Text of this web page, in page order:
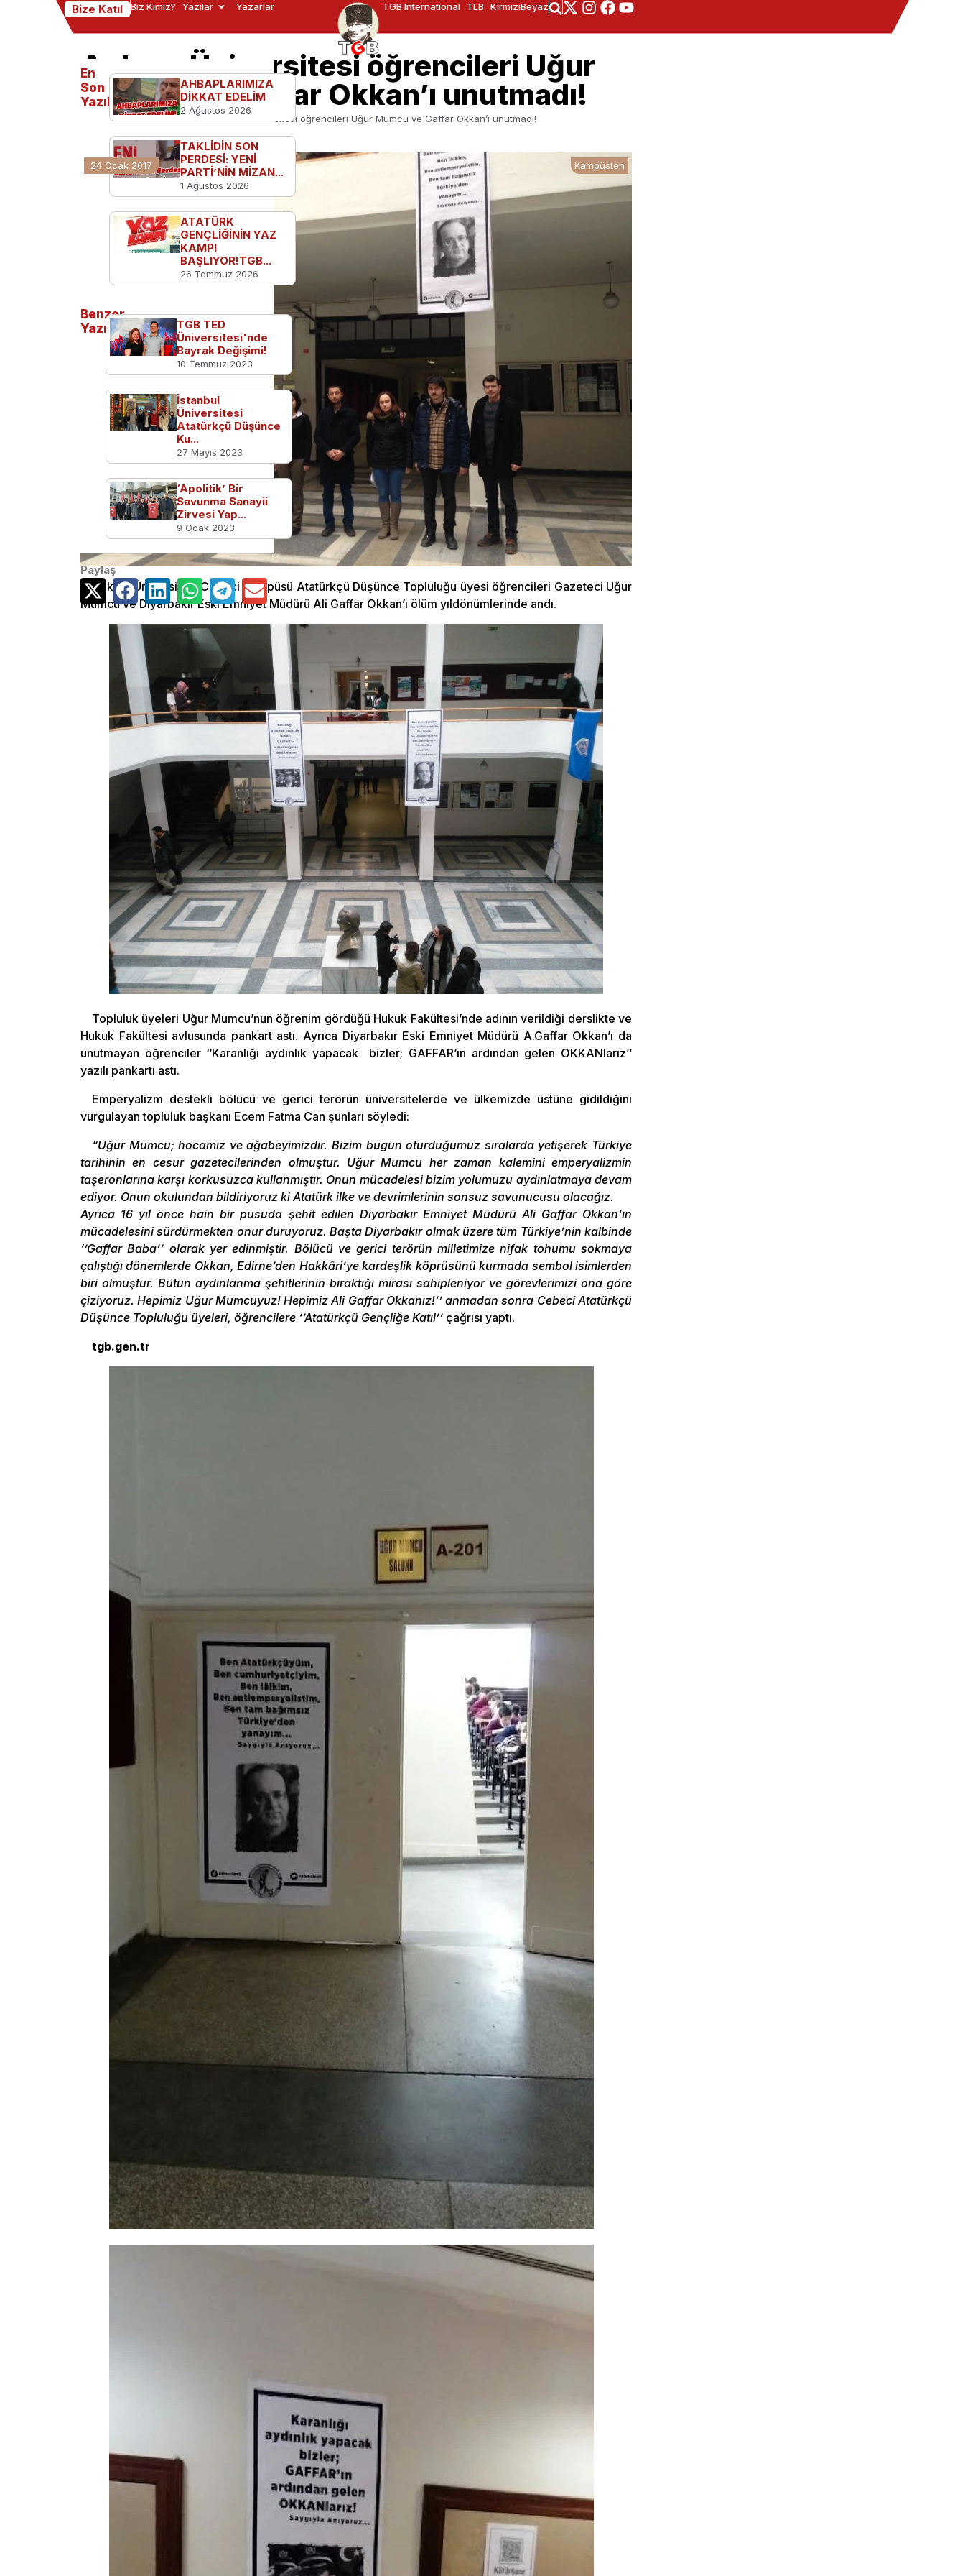
Bize Katıl Biz Kimiz? Yazılar Yazarlar TGB International TLB KırmızıBeyaz
Ankara Üniversitesi öğrencileri Uğur
Mumcu ve Gaffar Okkan’ı unutmadı!
Ana Sayfa Kampüsten Ankara Üniversitesi öğrencileri Uğur Mumcu ve Gaffar Okkan’ı unutmadı!
24 Ocak 2017 Kampüsten
Ankara Üniversitesi Cebeci Kampüsü Atatürkçü Düşünce Topluluğu üyesi öğrencileri Gazeteci Uğur
Mumcu ve Diyarbakır Eski Emniyet Müdürü Ali Gaffar Okkan’ı ölüm yıldönümlerinde andı.
Topluluk üyeleri Uğur Mumcu’nun öğrenim gördüğü Hukuk Fakültesi’nde adının verildiği derslikte ve
Hukuk Fakültesi avlusunda pankart astı. Ayrıca Diyarbakır Eski Emniyet Müdürü A.Gaffar Okkan’ı da
unutmayan öğrenciler ‘’Karanlığı aydınlık yapacak bizler; GAFFAR’ın ardından gelen OKKANlarız’’
yazılı pankartı astı.
Emperyalizm destekli bölücü ve gerici terörün üniversitelerde ve ülkemizde üstüne gidildiğini
vurgulayan topluluk başkanı Ecem Fatma Can şunları söyledi:
“Uğur Mumcu; hocamız ve ağabeyimizdir. Bizim bugün oturduğumuz sıralarda yetişerek Türkiye
tarihinin en cesur gazetecilerinden olmuştur. Uğur Mumcu her zaman kalemini emperyalizmin
taşeronlarına karşı korkusuzca kullanmıştır. Onun mücadelesi bizim yolumuzu aydınlatmaya devam
ediyor. Onun okulundan bildiriyoruz ki Atatürk ilke ve devrimlerinin sonsuz savunucusu olacağız.
Ayrıca 16 yıl önce hain bir pusuda şehit edilen Diyarbakır Emniyet Müdürü Ali Gaffar Okkan’ın
mücadelesini sürdürmekten onur duruyoruz. Başta Diyarbakır olmak üzere tüm Türkiye’nin kalbinde
‘’Gaffar Baba’’ olarak yer edinmiştir. Bölücü ve gerici terörün milletimize nifak tohumu sokmaya
çalıştığı dönemlerde Okkan, Edirne’den Hakkâri’ye kardeşlik köprüsünü kurmada sembol isimlerden
biri olmuştur. Bütün aydınlanma şehitlerinin bıraktığı mirası sahipleniyor ve görevlerimizi ona göre
çiziyoruz. Hepimiz Uğur Mumcuyuz! Hepimiz Ali Gaffar Okkanız!’’ anmadan sonra Cebeci Atatürkçü
Düşünce Topluluğu üyeleri, öğrencilere ‘’Atatürkçü Gençliğe Katıl’’ çağrısı yaptı.
tgb.gen.tr
En
Son
Yazılanlar
AHBAPLARIMIZA
DİKKAT EDELİM
2 Ağustos 2026
TAKLİDİN SON
PERDESİ: YENİ
PARTİ’NİN MİZAN...
1 Ağustos 2026
ATATÜRK
GENÇLİĞİNİN YAZ
KAMPI
BAŞLIYOR!TGB...
26 Temmuz 2026
Benzer
Yazılar
TGB TED
Üniversitesi'nde
Bayrak Değişimi!
10 Temmuz 2023
İstanbul
Üniversitesi
Atatürkçü Düşünce
Ku...
27 Mayıs 2023
‘Apolitik’ Bir
Savunma Sanayii
Zirvesi Yap...
9 Ocak 2023
Paylaş